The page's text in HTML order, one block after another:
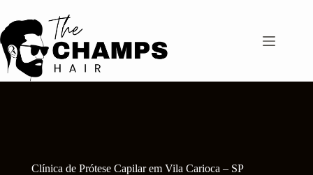
para
o
conteúdo
Clínica de Prótese Capilar em Vila Carioca – SP